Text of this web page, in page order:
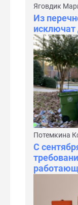
Яговдик
Из
исключат
Потемкина
С